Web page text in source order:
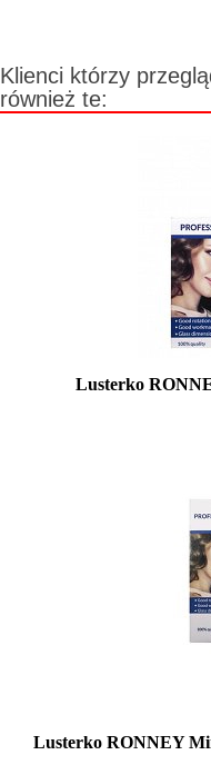
Klienci którzy
również te:
Lusterko
Lusterko RONNEY